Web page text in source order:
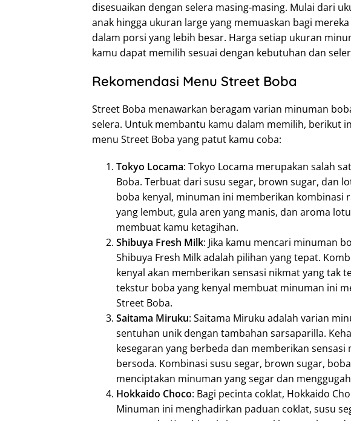
disesuaikan dengan selera masing-masing. Mulai dari
anak hingga ukuran large yang memuaskan bagi
dalam porsi yang lebih besar. Harga setiap ukuran
kamu dapat memilih sesuai dengan kebutuhan dan
Rekomendasi Menu Street Boba
Street Boba menawarkan beragam varian minuman
selera. Untuk membantu kamu dalam memilih, berikut
menu Street Boba yang patut kamu coba:
Tokyo Locama: Tokyo Locama merupakan salah
Boba. Terbuat dari susu segar, brown sugar, dan
boba kenyal, minuman ini memberikan kombinasi
yang lembut, gula aren yang manis, dan aroma
membuat kamu ketagihan.
Shibuya Fresh Milk: Jika kamu mencari minuman
Shibuya Fresh Milk adalah pilihan yang tepat.
kenyal akan memberikan sensasi nikmat yang tak
tekstur boba yang kenyal membuat minuman ini
Street Boba.
Saitama Miruku: Saitama Miruku adalah varian
sentuhan unik dengan tambahan sarsaparilla.
kesegaran yang berbeda dan memberikan
bersoda. Kombinasi susu segar, brown sugar,
menciptakan minuman yang segar dan
Hokkaido Choco: Bagi pecinta coklat, Hokkaido
Minuman ini menghadirkan paduan coklat, susu